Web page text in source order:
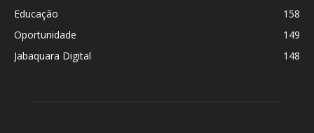
Educação
158
Oportunidade
149
Jabaquara Digital
148